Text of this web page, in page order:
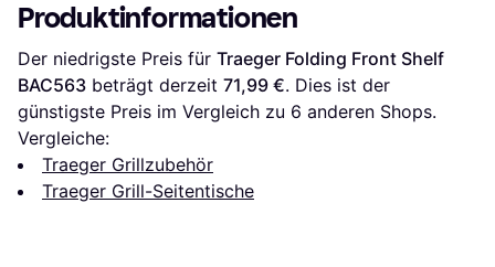
Produktinformationen
Der niedrigste Preis für Traeger Folding Front Shelf
BAC563 beträgt derzeit 71,99 €. Dies ist der
günstigste Preis im Vergleich zu 6 anderen Shops.
Vergleiche:
Traeger Grillzubehör
Traeger Grill-Seitentische